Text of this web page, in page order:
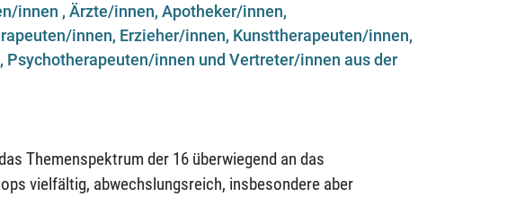
innen , Ärzte/innen, Apotheker/innen,
innen, Erzieher/innen, Kunsttherapeuten/innen,
innen und Vertreter/innen aus der
Themenspektrum der 16 überwiegend an das
vielfältig, abwechslungsreich, insbesondere aber